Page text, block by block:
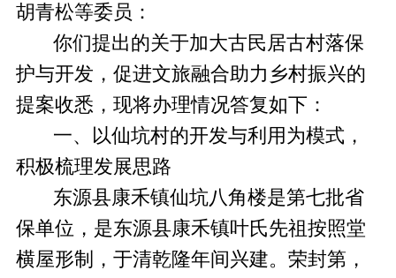
胡青松等委员：
你们提出的关于加大古民居古村落保
护与开发，促进文旅融合助力乡村振兴的
提案收悉，现将办理情况答复如下：
一、以仙坑村的开发与利用为模式，
积极梳理发展思路
东源县康禾镇仙坑八角楼是第七批省
保单位，是东源县康禾镇叶氏先祖按照堂
横屋形制，于清乾隆年间兴建。荣封第，